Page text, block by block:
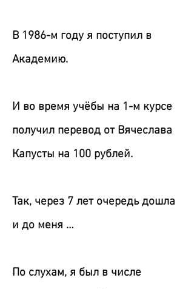
В 1986-м году я поступил в
Академию.
И во время учёбы на 1-м курсе
получил перевод от Вячеслава
Капусты на 100 рублей.
Так, через 7 лет очередь дошла
и до меня …
По слухам, я был в числе